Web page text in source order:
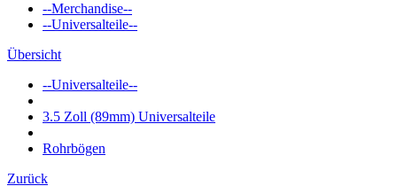
--Merchandise--
--Universalteile--
Übersicht
--Universalteile--
3.5 Zoll (89mm) Universalteile
Rohrbögen
Zurück